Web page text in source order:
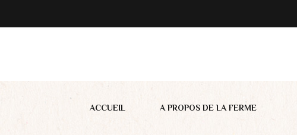
ACCUEIL A PROPOS DE LA FERME